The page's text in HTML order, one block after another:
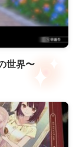
世界〜